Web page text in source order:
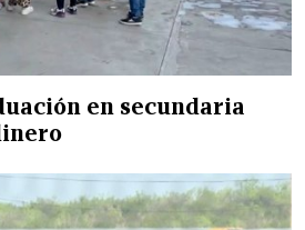
en secundaria